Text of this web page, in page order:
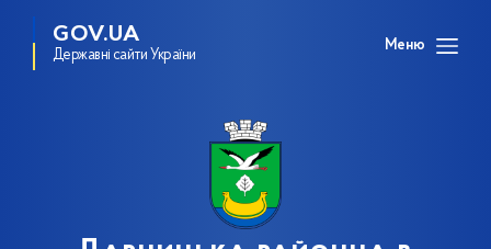
GOV.UA
Державні сайти України
Меню